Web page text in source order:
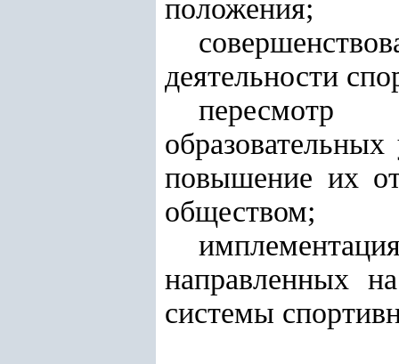
положения;
деятельности
пересмотр
повышение их
обществом;
направленных
системы